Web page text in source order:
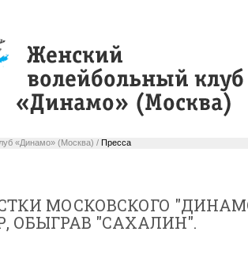
«Динамо» (Москва) / Пресса
МОСКОВСКОГО
ОБЫГРАВ "САХАЛИН".